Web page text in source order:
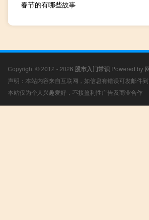
春节的有哪些故事
Copyright © 2012 - 2026 股市入门常识 Powered by
声明：本站内容来自互联网，如信息有错误可发邮件
本站仅为个人兴趣爱好，不接盈利性广告及商业合作